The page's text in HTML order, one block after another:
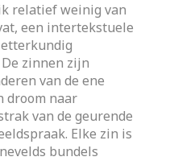
relatief weinig van
een intertekstuele
zinnen zijn
van de ene
droom naar
van de geurende
Elke zin is
bundels